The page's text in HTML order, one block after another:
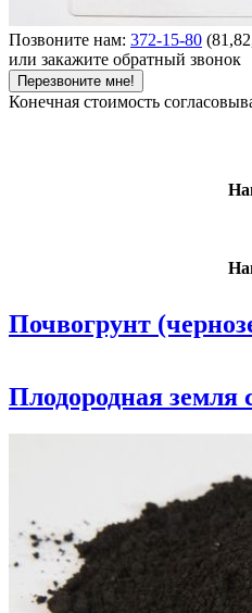
Позвоните нам: 372-15-80
или закажите обратный звонок
Перезвоните мне!
Конечная стоимость
Почвогрунт
Плодородная земля